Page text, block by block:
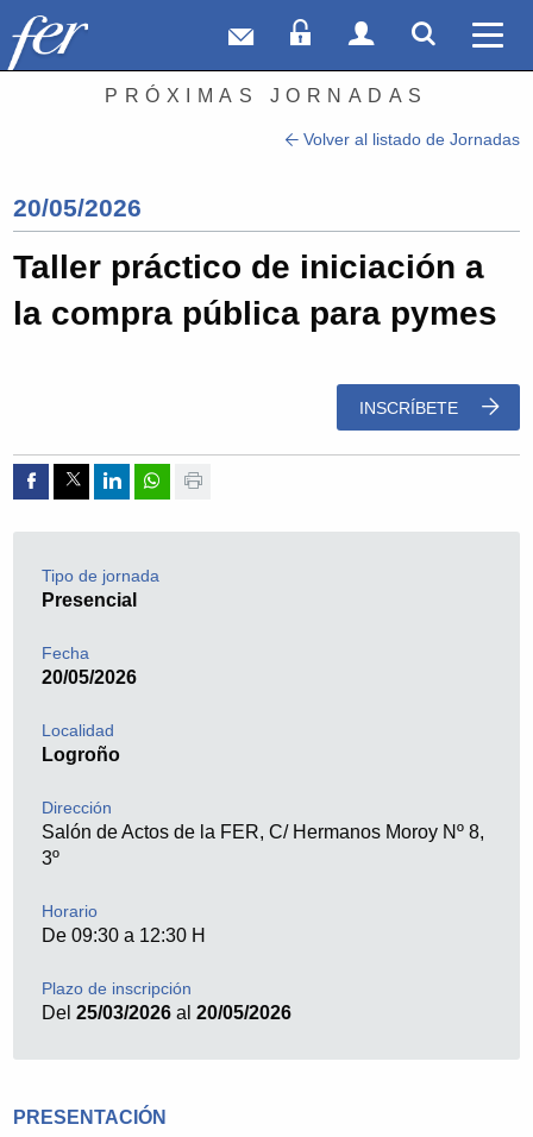
Correo webAcceso Socios
Acceso
PRÓXIMAS JORNADAS
Volver al listado de Jornadas
20/05/2026
Taller práctico de iniciación a
la compra pública para pymes
INSCRÍBETE
Compartir por Facebook
Compartir por Twitter
Compartir por Linkedin
Compartir por whatsapp
Imprimir
Tipo de jornada
Presencial
Fecha
20/05/2026
Localidad
Logroño
Dirección
Salón de Actos de la FER, C/ Hermanos Moroy Nº 8,
3º
Horario
De 09:30 a 12:30 H
Plazo de inscripción
Del25/03/2026 al20/05/2026
PRESENTACIÓN